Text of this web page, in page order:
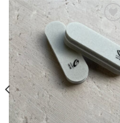
Adicionar
nos
favoritos